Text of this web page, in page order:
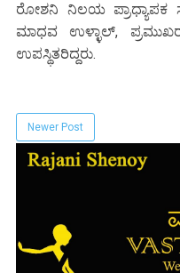
ರೋಶನಿ ನಿಲಯ ಪ್ರಾಧ್ಯಾಪಕ
ಮಾಧವ ಉಳ್ಳಾಲ್,
ಉಪಸ್ಥಿತರಿದ್ದರು.
Newer Post